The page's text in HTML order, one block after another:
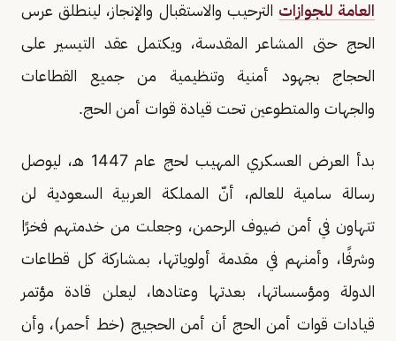
العامة للجوازات الترحيب والاستقبال والإنجاز، لينطلق عرس
الحج حتى المشاعر المقدسة، ويكتمل عقد التيسير على
الحجاج بجهود أمنية وتنظيمية من جميع القطاعات
والجهات والمتطوعين تحت قيادة قوات أمن الحج.
بدأ العرض العسكري المهيب لحج عام 1447 هـ، ليوصل
رسالة سامية للعالم، أنّ المملكة العربية السعودية لن
تتهاون في أمن ضيوف الرحمن، وجعلت من خدمتهم فخرًا
وشرفًا، وأمنهم في مقدمة أولوياتها، بمشاركة كل قطاعات
الدولة ومؤسساتها، بعدتها وعتادها، ليعلن قادة مؤتمر
قيادات قوات أمن الحج أن أمن الحجيج (خط أحمر)، وأن